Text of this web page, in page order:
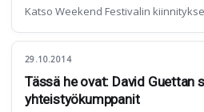
Katso Weekend Festivalin
29.10.2014
Tässä he ovat: David Guettan
yhteistyökumppanit